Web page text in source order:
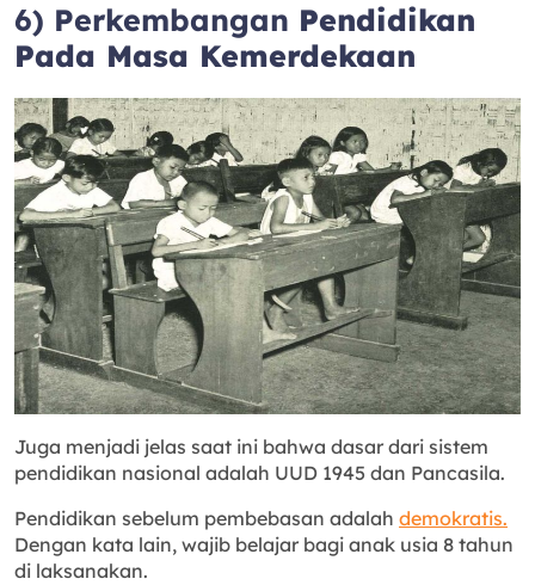
6) Perkembangan Pendidikan
Pada Masa Kemerdekaan
Juga menjadi jelas saat ini bahwa dasar dari sistem
pendidikan nasional adalah UUD 1945 dan Pancasila.
Pendidikan sebelum pembebasan adalah demokratis.
Dengan kata lain, wajib belajar bagi anak usia 8 tahun
di laksanakan.